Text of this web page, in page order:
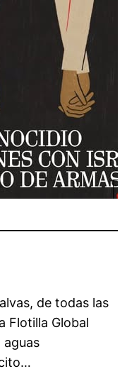
de todas las
Flotilla Global
aguas